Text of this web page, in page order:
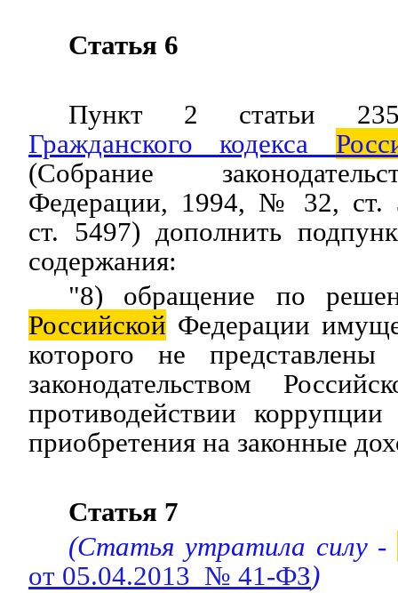
Статья 6
Пункт 2 статьи
Гражданского кодекса
(Собрание
Федерации, 1994, № 32,
ст. 5497) дополнить
содержания:
"8) обращение по
Российской Федерации
которого не
законодательством
противодействии коррупции
приобретения на законные
Статья 7
(Статья утратила силу -
от 05.04.2013 № 41-ФЗ)